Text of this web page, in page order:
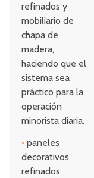
refinados y
mobiliario de
chapa de
madera,
haciendo que el
sistema sea
práctico para la
operación
minorista diaria.
• paneles
decorativos
refinados